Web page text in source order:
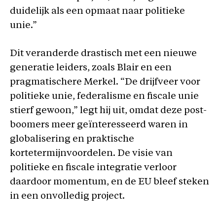
duidelijk als een opmaat naar politieke
unie.”
Dit veranderde drastisch met een nieuwe
generatie leiders, zoals Blair en een
pragmatischere Merkel. “De drijfveer voor
politieke unie, federalisme en fiscale unie
stierf gewoon,” legt hij uit, omdat deze post-
boomers meer geïnteresseerd waren in
globalisering en praktische
kortetermijnvoordelen. De visie van
politieke en fiscale integratie verloor
daardoor momentum, en de EU bleef steken
in een onvolledig project.